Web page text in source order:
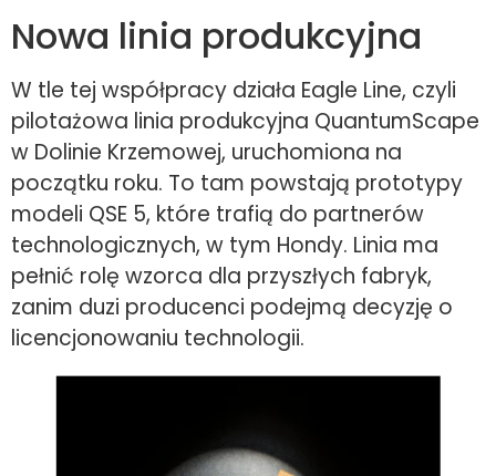
Nowa linia produkcyjna
W tle tej współpracy działa Eagle Line, czyli
pilotażowa linia produkcyjna QuantumScape
w Dolinie Krzemowej, uruchomiona na
początku roku. To tam powstają prototypy
modeli QSE 5, które trafią do partnerów
technologicznych, w tym Hondy. Linia ma
pełnić rolę wzorca dla przyszłych fabryk,
zanim duzi producenci podejmą decyzję o
licencjonowaniu technologii.